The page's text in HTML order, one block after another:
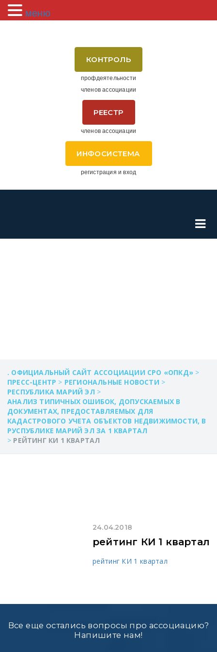
КОНТРОЛЬ
профдеятельности
членов ассоциации
РЕЕСТР
членов ассоциации
ИНФОСИСТЕМА
регистрация и вход
. ОФИЦИАЛЬНЫЙ САЙТ АССОЦИАЦИИ СРО «ОПКД» >
ПРЕСС-ЦЕНТР > РЕГИОНАЛЬНЫЕ НОВОСТИ >
РЕСПУБЛИКА МАРИЙ ЭЛ >
АНАЛИЗ ТИПИЧНЫХ ОШИБОК, ДОПУСКАЕМЫХ В
ДОКУМЕНТАХ, ПРЕДОСТАВЛЯЕМЫХ ДЛЯ
КАДАСТРОВОГО УЧЕТА ОБЪЕКТОВ НЕДВИЖИМОСТИ, В
РУСПУБЛИКЕ МАРИЙ ЭЛ ЗА 1 КВАРТАЛ
> РЕЙТИНГ КИ 1 КВАРТАЛ
24.04.2018
рейтинг КИ 1 квартал
рейтинг КИ 1 квартал
Все еще остались вопросы про ассоциацию?
Напишите нам!
меню